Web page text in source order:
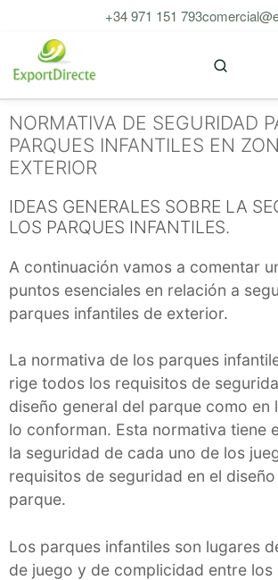
contenido
+34 971 151 793
NORMATIVA DE SEGURIDAD
PARQUES INFANTILES EN
EXTERIOR
IDEAS GENERALES SOBRE LA
LOS PARQUES INFANTILES.
A continuación vamos a comentar
puntos esenciales en relación a
parques infantiles de exterior.
La normativa de los parques
rige todos los requisitos de
diseño general del parque como en
lo conforman. Esta normativa tiene
la seguridad de cada uno de los
requisitos de seguridad en el
parque.
Los parques infantiles son lugares
de juego y de complicidad entre los